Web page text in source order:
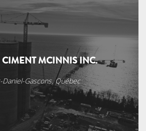
CIMENT MCINNIS INC.
Daniel-Gascons, Québec